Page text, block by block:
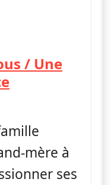
/ Une
— Les Green
mère à
ses